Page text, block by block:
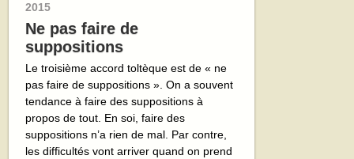
2015
Ne pas faire de
suppositions
Le troisième accord toltèque est de « ne
pas faire de suppositions ». On a souvent
tendance à faire des suppositions à
propos de tout. En soi, faire des
suppositions n’a rien de mal. Par contre,
les difficultés vont arriver quand on prend